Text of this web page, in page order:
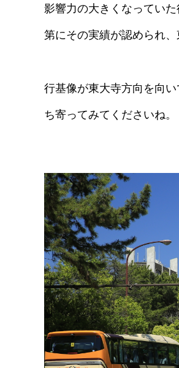
影響力の大きくなってい
第にその実績が認められ
行基像が東大寺方向を向
ち寄ってみてくださいね。